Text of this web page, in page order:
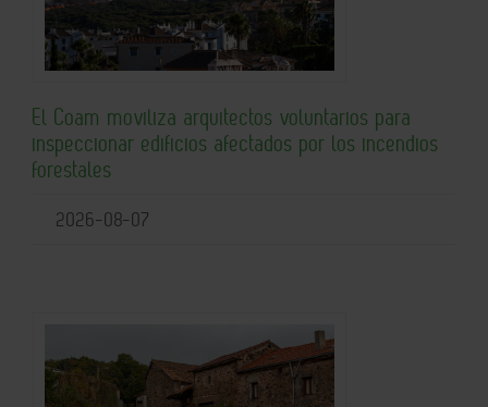
El Coam moviliza arquitectos voluntarios para
inspeccionar edificios afectados por los incendios
forestales
2026-08-07